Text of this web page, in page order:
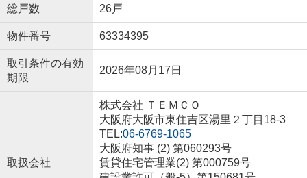
総戸数 26戸
物件番号 63334395
取引条件の有効
期限
2026年08月17日
取扱会社
株式会社 ＴＥＭＣＯ
大阪府大阪市東住吉区湯里２丁目18-3
TEL:06-6769-1065
大阪府知事 (2) 第060293号
賃貸住宅管理業(2) 第000759号